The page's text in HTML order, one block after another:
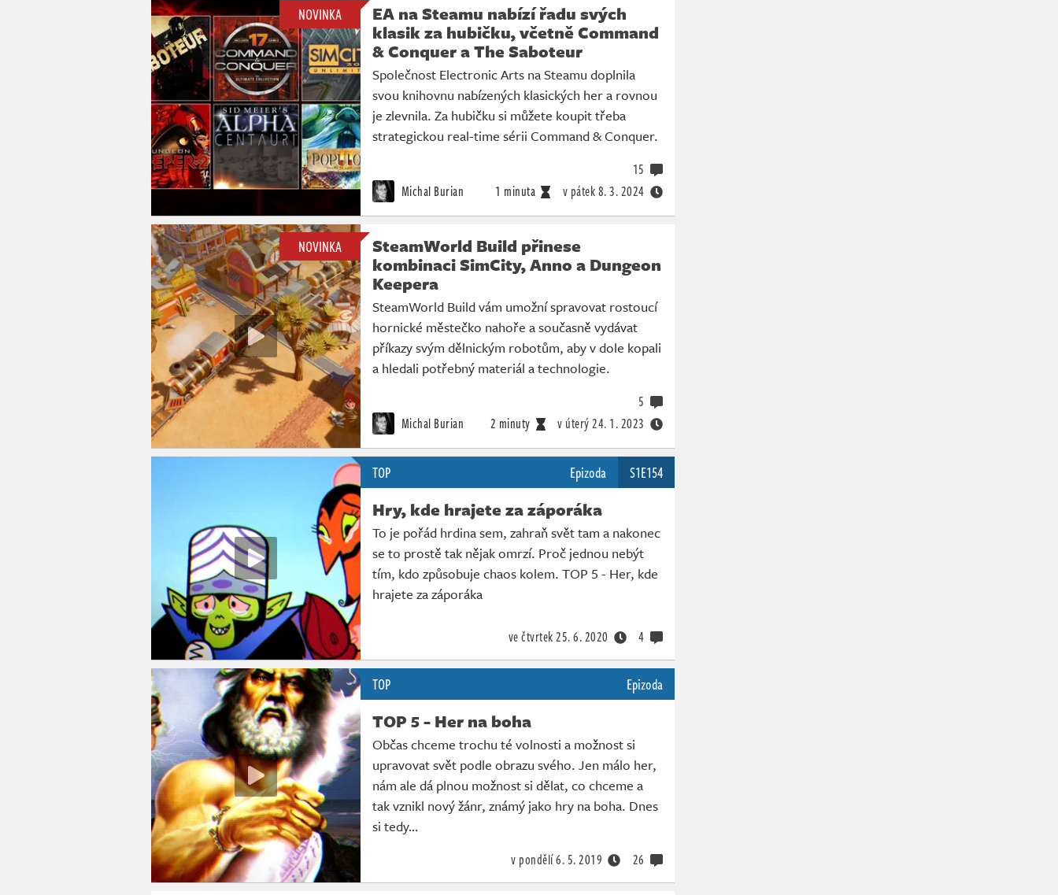
NOVINKA
EA na Steamu nabízí řadu svých
klasik za hubičku, včetně Command
& Conquer a The Saboteur
Společnost Electronic Arts na Steamu doplnila
svou knihovnu nabízených klasických her a rovnou
je zlevnila. Za hubičku si můžete koupit třeba
strategickou real-time sérii Command & Conquer.
Michal Burian 1 minuta v pátek8. 3. 2024
15
NOVINKA
SteamWorld Build přinese
kombinaci SimCity, Anno a Dungeon
Keepera
SteamWorld Build vám umožní spravovat rostoucí
hornické městečko nahoře a současně vydávat
příkazy svým dělnickým robotům, aby v dole kopali
a hledali potřebný materiál a technologie.
Michal Burian 2 minuty v úterý24. 1. 2023
5
TOP Epizoda S1E154
Hry, kde hrajete za záporáka
To je pořád hrdina sem, zahraň svět tam a nakonec
se to prostě tak nějak omrzí. Proč jednou nebýt
tím, kdo způsobuje chaos kolem. TOP 5 - Her, kde
hrajete za záporáka
ve čtvrtek25. 6. 2020 4
TOP Epizoda
TOP 5 - Her na boha
Občas chceme trochu té volnosti a možnost si
upravovat svět podle obrazu svého. Jen málo her,
nám ale dá plnou možnost si dělat, co chceme a
tak vznikl nový žánr, známý jako hry na boha. Dnes
si tedy…
v pondělí6. 5. 2019 26